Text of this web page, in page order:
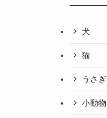
犬
猫
うさぎ
小動物